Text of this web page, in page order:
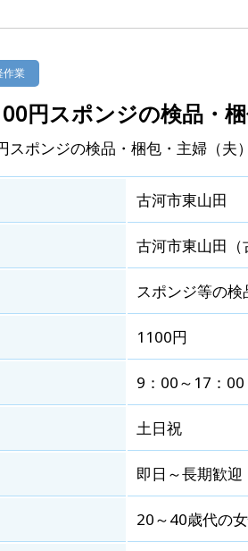
作業
円スポンジの検品・
スポンジの検品・梱包・主婦（夫
古河市東山田
古河市東山田（
スポンジ等の
1100円
9：00～17：00
土日祝
即日～長期歓迎
20～40歳代の